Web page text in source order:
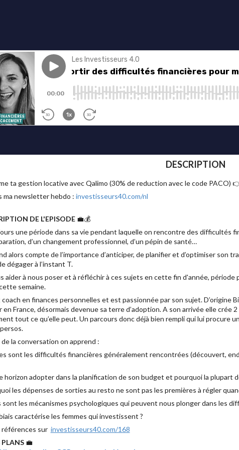
DESCRIPTION
ta gestion locative avec Qalimo (30% de reduction avec le code PACO)
ma newsletter hebdo : investisseurs40.com/nl
DE L'EPISODE 💼💰
une période dans sa vie pendant laquelle on rencontre des difficultés
d’un changement professionnel, d’un pépin de santé…
alors compte de l’importance d’anticiper, de planifier et d’optimiser son
dégager à l’instant T.
aider à nous poser et à réfléchir à ces sujets en cette fin d'année, période
semaine.
en finances personnelles et est passionnée par son sujet. D’origine
en France, désormais devenue sa terre d’adoption. A son arrivée elle crée
tout ce qu’elle peut. Un parcours donc déjà bien rempli qui lui procure
la conversation on apprend :
sont les difficultés financières généralement rencontrées (découvert,
horizon adopter dans la planification de son budget et pourquoi la plupart
les dépenses de sorties au resto ne sont pas les premières à régler
les mécanismes psychologiques qui peuvent nous plonger dans les
caractérise les femmes qui investissent ?
sur investisseurs40.com/168
💼